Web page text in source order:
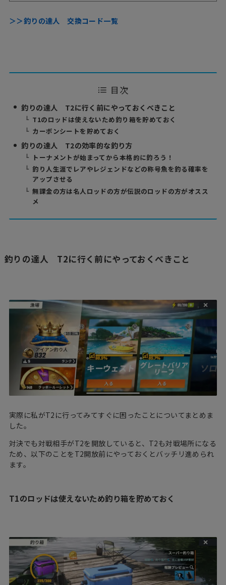
＞＞釣りの達人 交換コード一覧
目次
釣りの達人 T2に行く前にやっておくべきこと
T1のロッドは使えないため釣り箱を貯めておく
カーボンシートを貯めておく
釣りの達人 T2の効率的な釣り方
トーナメントが始まってから本格的に釣ろう！
釣り人生涯でレアやレジェンドなどの称号魚を釣る確率を
アップさせる
無課金の方は名人ロッドの方が伝説のロッドの方がオスス
メ
釣りの達人 T2に行く前にやっておくべきこと
実際に私がT2に行ってみてすぐに困ったことについてまとめま
した。
対決でも対戦相手がT2を開放していると、T2も対戦場所になる
ため、以下のことをT2開放前にやっておくとバッチリ進められ
ます。
T1のロッドは使えないため釣り箱を貯めておく